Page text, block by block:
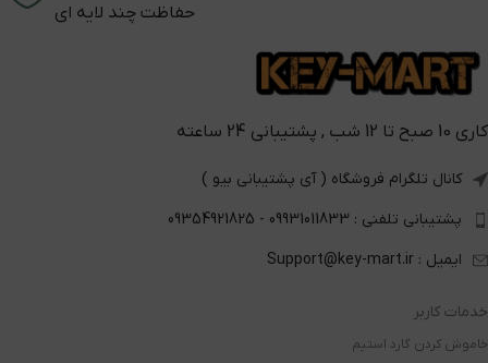
حفاظت چند لایه ای
کاری 10 صبح تا 12 شب , پشتیبانی 24 ساعته
کانال تلگرام فروشگاه ( آی پشتیبانی بیو )
پشتیبانی تلفنی : 09931011833 - 09354921825
ایمیل : Support@key-mart.ir
خدمات کاربر
خاموش کردن گارد استیم